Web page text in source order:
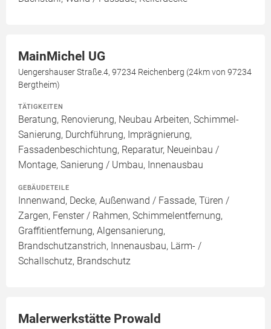
MainMichel UG
Uengershauser Straße.4, 97234 Reichenberg (24km von 97234
Bergtheim)
TÄTIGKEITEN
Beratung, Renovierung, Neubau Arbeiten, Schimmel-
Sanierung, Durchführung, Imprägnierung,
Fassadenbeschichtung, Reparatur, Neueinbau /
Montage, Sanierung / Umbau, Innenausbau
GEBÄUDETEILE
Innenwand, Decke, Außenwand / Fassade, Türen /
Zargen, Fenster / Rahmen, Schimmelentfernung,
Graffitientfernung, Algensanierung,
Brandschutzanstrich, Innenausbau, Lärm- /
Schallschutz, Brandschutz
Malerwerkstätte Prowald